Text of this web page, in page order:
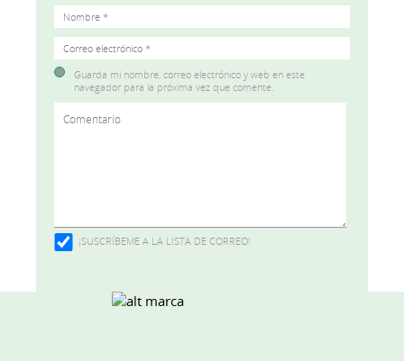
Guarda mi nombre, correo electrónico y web en este
navegador para la próxima vez que comente.
¡SUSCRÍBEME A LA LISTA DE CORREO!